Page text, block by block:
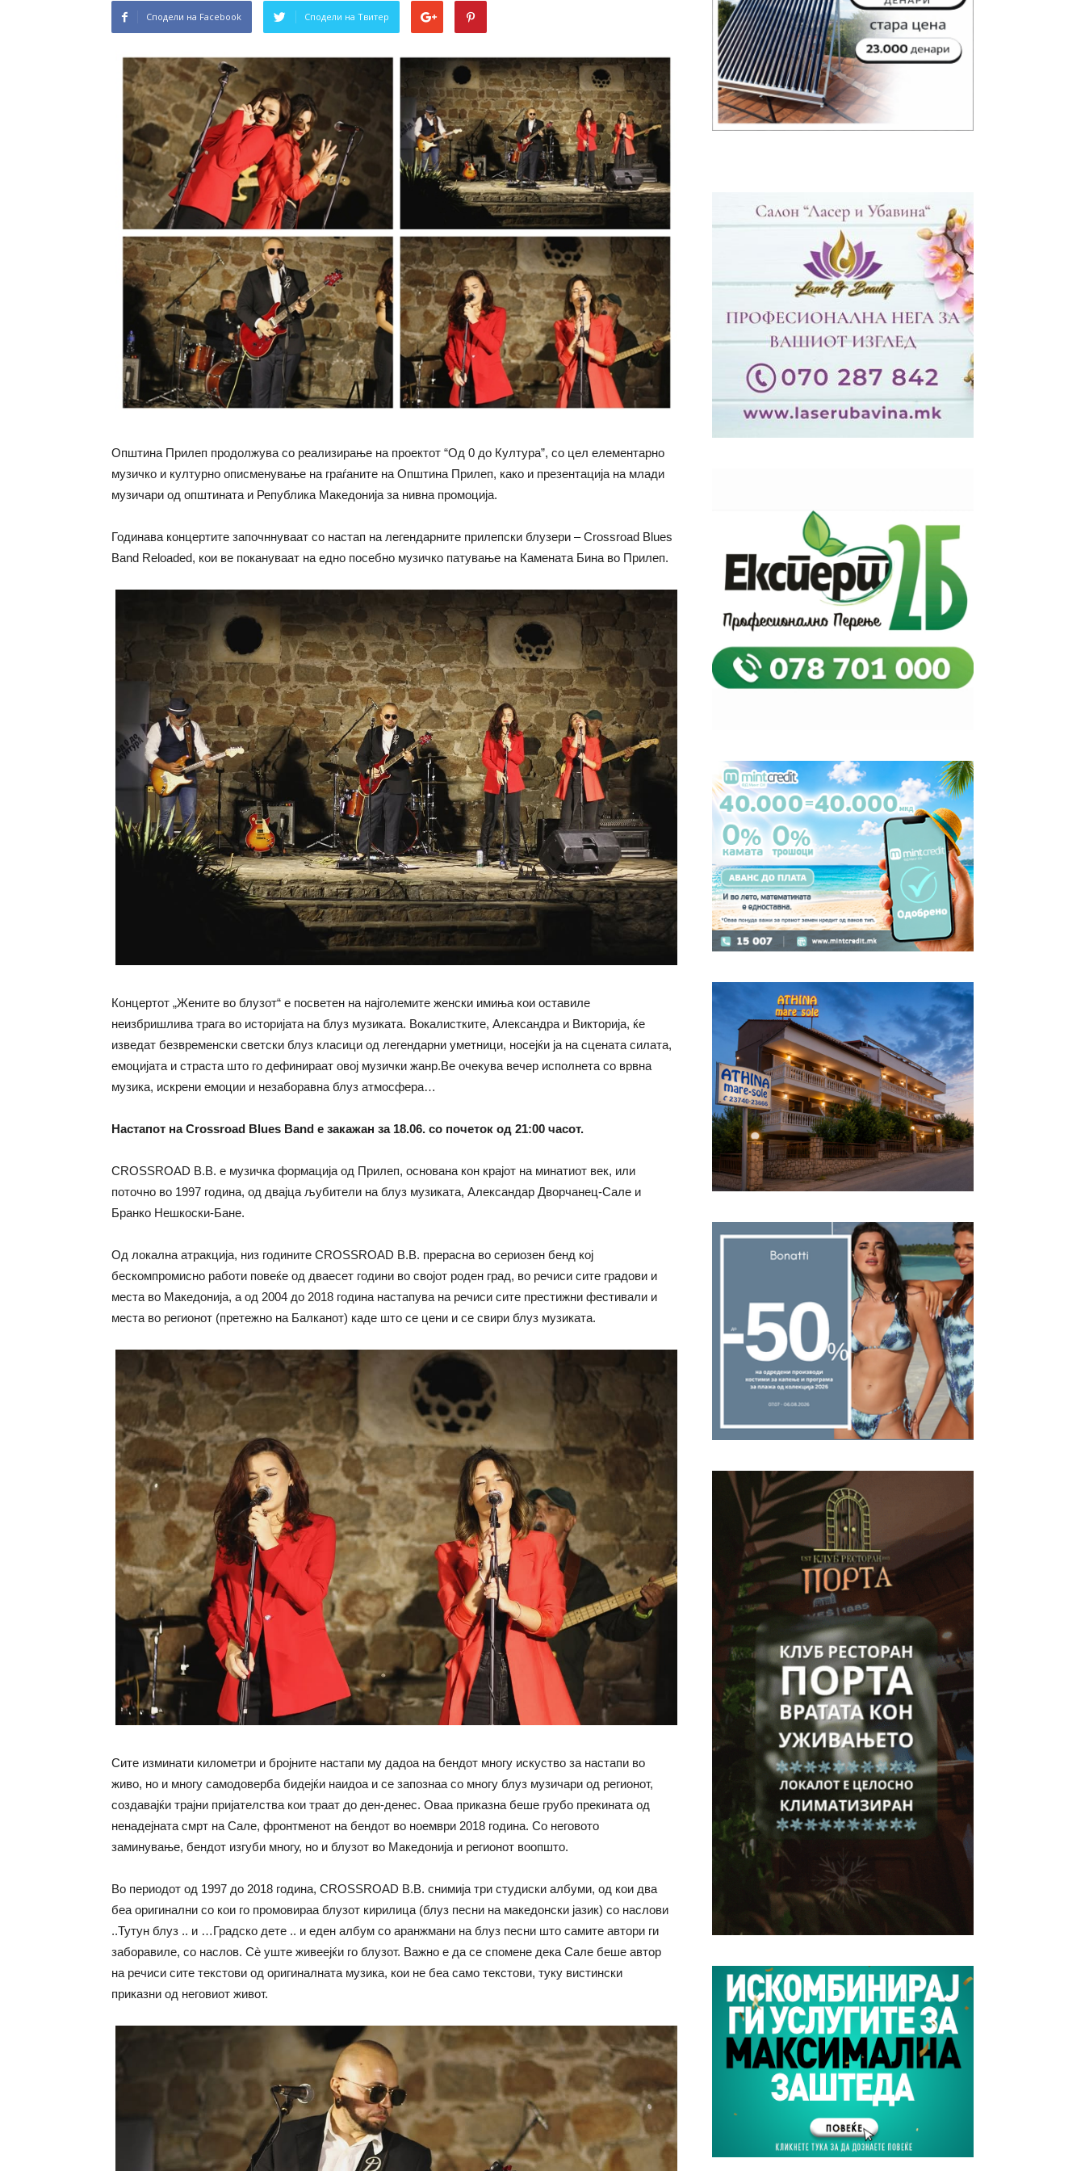
Сподели на Facebook Сподели на Твитер
Општина Прилеп продолжува со реализирање на проектот “Од 0 до Културa”, со цел елементарно
музичко и културно описменување на граѓаните на Општина Прилеп, како и презентација на млади
музичари од општината и Република Македонија за нивна промоција.
Годинава концертите започннуваат со настап на легендарните прилепски блузери – Crossroad Blues
Band Reloaded, кои ве покануваат на едно посебно музичко патување на Камената Бина во Прилеп.
Концертот „Жените во блузот“ е посветен на најголемите женски имиња кои оставиле
неизбришлива трага во историјата на блуз музиката. Вокалистките, Александра и Викторија, ќе
изведат безвременски светски блуз класици од легендарни уметници, носејќи ја на сцената силата,
емоцијата и страста што го дефинираат овој музички жанр.Ве очекува вечер исполнета со врвна
музика, искрени емоции и незаборавна блуз атмосфера…
Настапот на Crossroad Blues Band е закажан за 18.06. со почеток од 21:00 часот.
CROSSROAD B.B. е музичка формација од Прилеп, основана кон крајот на минатиот век, или
поточно во 1997 година, од двајца љубители на блуз музиката, Александар Дворчанец-Сале и
Бранко Нешкоски-Бане.
Од локална атракција, низ годините CROSSROAD B.B. прерасна во сериозен бенд кој
бескомпромисно работи повеќе од дваесет години во својот роден град, во речиси сите градови и
места во Македонија, а од 2004 до 2018 година настапува на речиси сите престижни фестивали и
места во регионот (претежно на Балканот) каде што се цени и се свири блуз музиката.
Сите изминати километри и бројните настапи му дадоа на бендот многу искуство за настапи во
живо, но и многу самодоверба бидејќи наидоа и се запознаа со многу блуз музичари од регионот,
создавајќи трајни пријателства кои траат до ден-денес. Оваа приказна беше грубо прекината од
ненадејната смрт на Сале, фронтменот на бендот во ноември 2018 година. Со неговото
заминување, бендот изгуби многу, но и блузот во Македонија и регионот воопшто.
Во периодот од 1997 до 2018 година, CROSSROAD B.B. снимија три студиски албуми, од кои два
беа оригинални со кои го промовираа блузот кирилица (блуз песни на македонски јазик) со наслови
..Тутун блуз .. и …Градско дете .. и еден албум со аранжмани на блуз песни што самите автори ги
заборавиле, со наслов. Сè уште живеејќи го блузот. Важно е да се спомене дека Сале беше автор
на речиси сите текстови од оригиналната музика, кои не беа само текстови, туку вистински
приказни од неговиот живот.